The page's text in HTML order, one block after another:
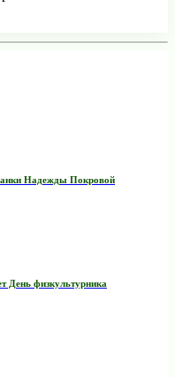
Надежды Покровой
День физкультурника